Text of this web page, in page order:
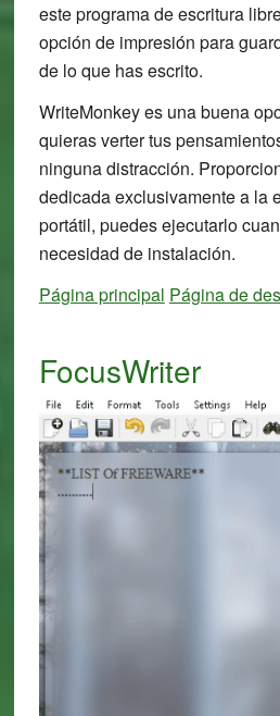
este programa de escritura
opción de impresión para
de lo que has escrito.
WriteMonkey es una buena
quieras verter tus
ninguna distracción.
dedicada exclusivamente a la
portátil, puedes ejecutarlo
necesidad de instalación.
Página principal Página de
FocusWriter